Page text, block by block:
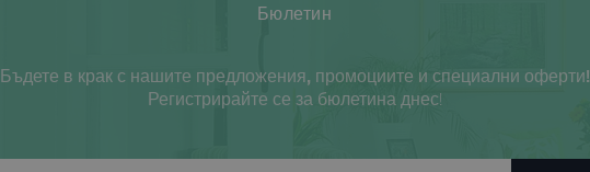
Бюлетин
Бъдете в крак с нашите предложения, промоциите и специални оферти!
Регистрирайте се за бюлетина днес!